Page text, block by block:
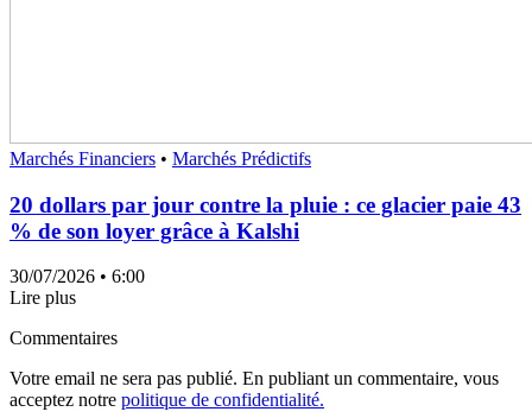
Marchés Financiers • Marchés Prédictifs
20 dollars par jour contre la pluie : ce glacier paie 43
% de son loyer grâce à Kalshi
30/07/2026 • 6:00
Lire plus
Commentaires
Votre email ne sera pas publié. En publiant un commentaire, vous
acceptez notre politique de confidentialité.